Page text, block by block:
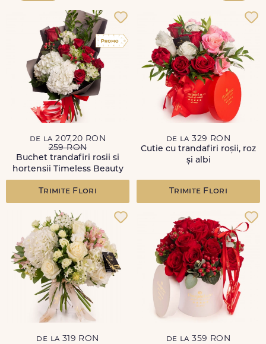
de la 207,20 RON
259 RON
Buchet trandafiri rosii si
hortensii Timeless Beauty
Trimite Flori
de la 329 RON
Cutie cu trandafiri roșii, roz
și albi
Trimite Flori
de la 319 RON
de la 359 RON